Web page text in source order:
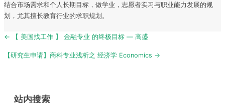
结合市场需求和个人长期目标，做学业，志愿者实习与职业能力发展的规
划，尤其擅长教育行业的求职规划。
Post
← 【 美国找工作 】 金融专业 的终极目标 — 高盛
【研究生申请】商科专业浅析之 经济学 Economics →
站内搜索